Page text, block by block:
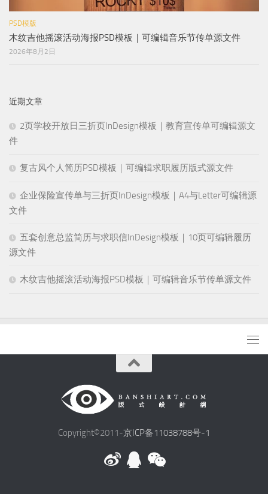
PSD模版
木纹吉他摇滚活动海报PSD模板｜可编辑音乐节传单源文件
2026年8月2日
近期文章
2页学校开放日三折页InDesign模板｜教育宣传单可编辑源文
件
复古风个人简历PSD模板｜可编辑求职履历版式源文件
企业保险宣传单与三折页InDesign模板｜A4与Letter可编辑源
文件
五套创意总监简历与求职信InDesign模板｜10页可编辑履历
源文件
木纹吉他摇滚活动海报PSD模板｜可编辑音乐节传单源文件
Copyright©2011-京ICP备11038788号-1